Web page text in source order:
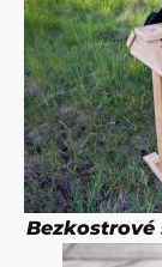
Bezkostrové